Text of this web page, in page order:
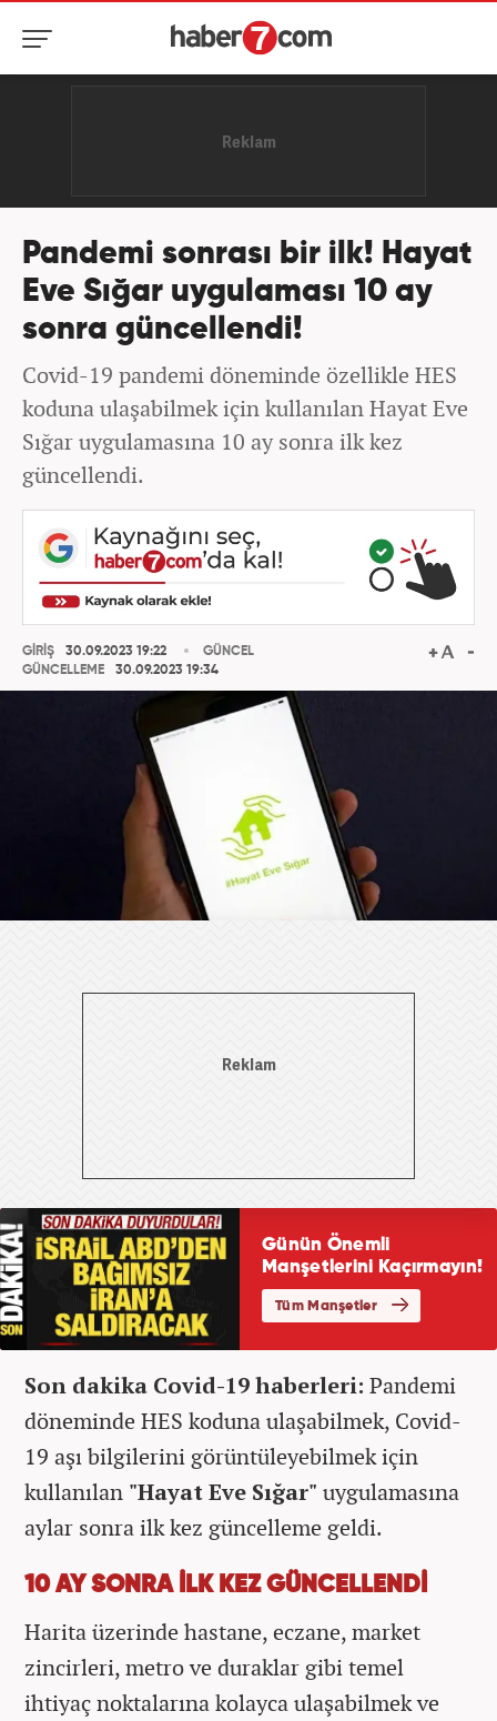
Pandemi sonrası bir ilk! Hayat
Eve Sığar uygulaması 10 ay
sonra güncellendi!
Covid-19 pandemi döneminde özellikle HES
koduna ulaşabilmek için kullanılan Hayat Eve
Sığar uygulamasına 10 ay sonra ilk kez
güncellendi.
GİRİŞ
30.09.2023 19:22
GÜNCELLEME
30.09.2023 19:34
GÜNCEL
Son dakika Covid-19 haberleri: Pandemi
döneminde HES koduna ulaşabilmek, Covid-
19 aşı bilgilerini görüntüleyebilmek için
kullanılan "Hayat Eve Sığar" uygulamasına
aylar sonra ilk kez güncelleme geldi.
10 AY SONRA İLK KEZ GÜNCELLENDİ
Harita üzerinde hastane, eczane, market
zincirleri, metro ve duraklar gibi temel
ihtiyaç noktalarına kolayca ulaşabilmek ve